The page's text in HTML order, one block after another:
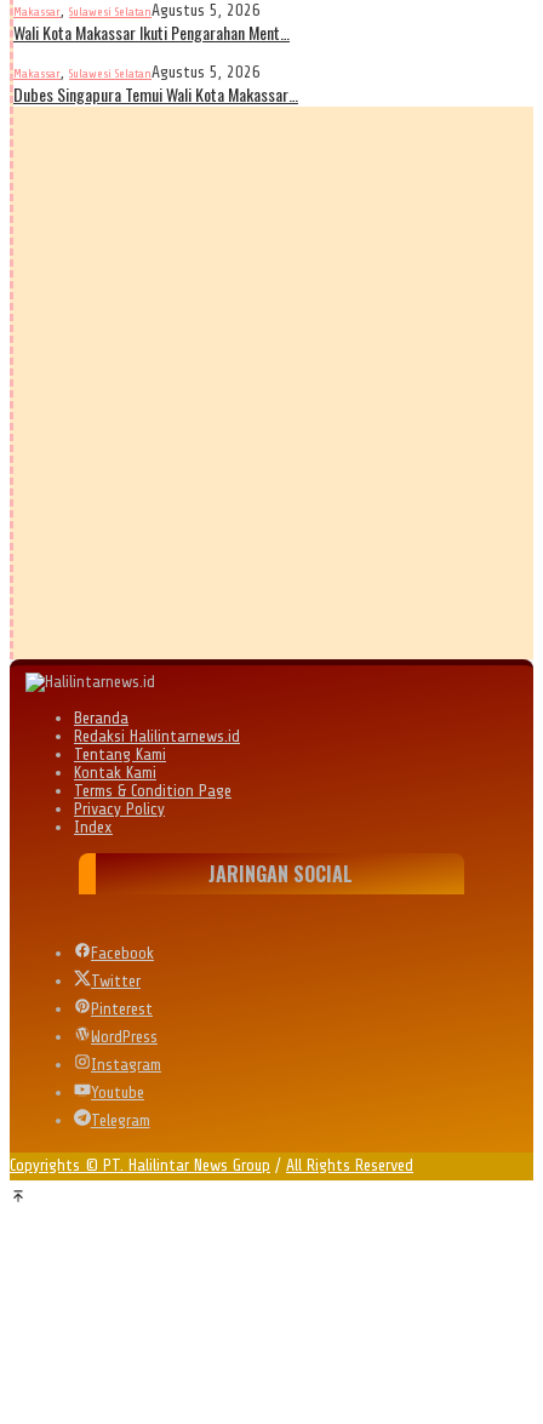
Makassar, Sulawesi SelatanAgustus 5, 2026
Wali Kota Makassar Ikuti Pengarahan Ment…
Makassar, Sulawesi SelatanAgustus 5, 2026
Dubes Singapura Temui Wali Kota Makassar…
Beranda
Redaksi Halilintarnews.id
Tentang Kami
Kontak Kami
Terms & Condition Page
Privacy Policy
Index
JARINGAN SOCIAL
Facebook
Twitter
Pinterest
WordPress
Instagram
Youtube
Telegram
Copyrights © PT. Halilintar News Group / All Rights Reserved